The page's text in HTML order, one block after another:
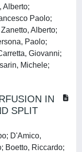
Alberto;
Paolo;
Alberto;
Paolo;
Giovanni;
Michele;
IN
SPLIT
D'Amico,
Boetto, Riccardo;